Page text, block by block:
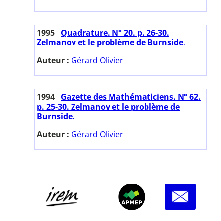
1995 Quadrature. N° 20. p. 26-30.
Zelmanov et le problème de Burnside.
Auteur : Gérard Olivier
1994 Gazette des Mathématiciens. N° 62.
p. 25-30. Zelmanov et le problème de
Burnside.
Auteur : Gérard Olivier